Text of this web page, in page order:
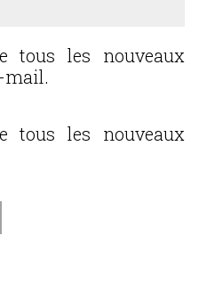
tous les nouveaux
mail.
tous les nouveaux